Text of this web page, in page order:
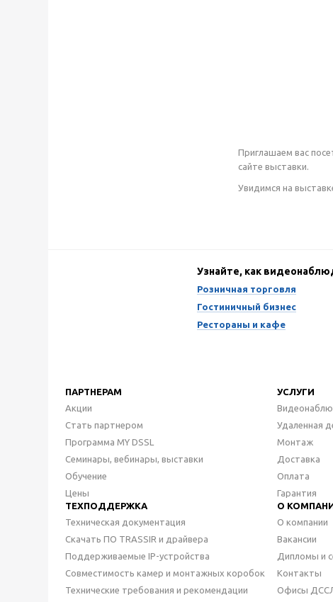
Приглашаем вас
сайте выставки.
Увидимся на
Узнайте, как
Розничная торговля
Гостиничный бизнес
Рестораны и кафе
ПАРТНЕРАМ
Акции
Стать партнером
Программа MY DSSL
Семинары, вебинары, выставки
Обучение
Цены
УСЛУГИ
Удаленная
Монтаж
Доставка
Оплата
Гарантия
ТЕХПОДДЕРЖКА
Техническая документация
Скачать ПО TRASSIR и драйвера
Поддерживаемые IP-устройства
Совместимость камер и монтажных коробок
Технические требования и рекомендации
О
О компании
Вакансии
Дипломы и
Контакты
Офисы